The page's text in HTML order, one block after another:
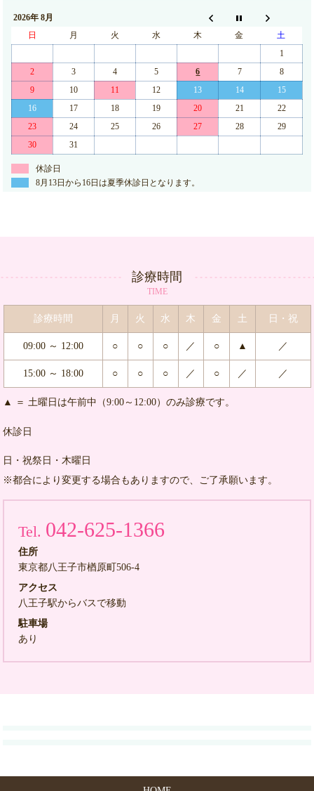
2026年 8月
日
月 火 水 木 金
土
1
2
3 4 5 6 7
8
9
10 11 12 13 14
15
16
17 18 19 20 21
22
23
24 25 26 27 28
29
30
31
休診日
8月13日から16日は夏季休診日となります。
診療時間
TIME
診療時間 月 火 水 木 金 土 日・祝
09:00 ～ 12:00 ○ ○ ○ ／ ○ ▲ ／
15:00 ～ 18:00 ○ ○ ○ ／ ○ ／ ／
▲ ＝ 土曜日は午前中（9:00～12:00）のみ診療です。
休診日
日・祝祭日・木曜日
※都合により変更する場合もありますので、ご了承願います。
Tel. 042-625-1366
住所
東京都八王子市楢原町506-4
アクセス
八王子駅からバスで移動
駐車場
あり